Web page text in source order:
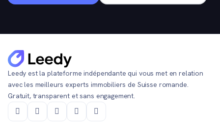
Leedy est la plateforme indépendante qui vous met en relation
avec les meilleurs experts immobiliers de Suisse romande.
Gratuit, transparent et sans engagement.